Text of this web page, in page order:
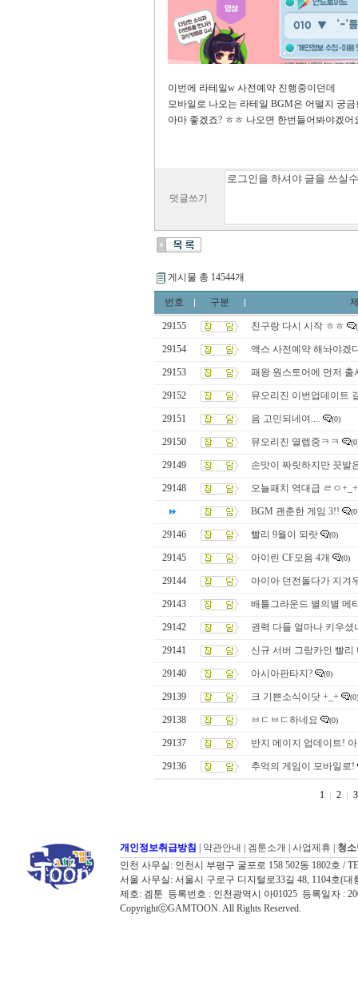
이번에 라테일w 사전예약 진행중이던데
모바일로 나오는 라테일 BGM은 어떨지 궁금
아마 좋겠죠? ㅎㅎ 나오면 한번들어봐야겠어
덧글쓰기
게시물 총 14544개
번호 구분
29155 친구랑 다시 시작 ㅎㅎ
29154 액스 사전예약 해놔야겠
29153 패왕 원스토어에 먼저 출
29152 뮤오리진 이번업데이트
29151 음 고민되네여.... (0)
29150 뮤오리진 열렙중ㅋㅋ
29149 손맛이 짜릿하지만 끗발
29148 오늘패치 역대급 ㄹㅇ+_+
BGM 괜춘한 게임 3!!
29146 빨리 9월이 되랏 (0)
29145 아이린 CF모음 4개 (0)
29144 아이아 던전돌다가 지겨
29143 배틀그라운드 별의별 메
29142 권력 다들 얼마나 키우셨
29141 신규 서버 그랑카인 빨리
29140 아시아판타지? (0)
29139 크 기쁜소식이닷 +_+ (0)
29138 ㅂㄷㅂㄷ하네요 (0)
29137 반지 메이지 업데이트!
29136 추억의 게임이 모바일로!
1 2 3
개인정보취급방침 약관안내 겜툰소개 사업제휴
청
인천 사무실: 인천시 부평구 굴포로 158 502동 1802호 /
서울 사무실: 서울시 구로구 디지털로33길 48, 1104호(대
제호: 겜툰 등록번호 : 인천광역시 아01025 등록일자 :
CopyrightⓒGAMTOON. All Rights Reserved.